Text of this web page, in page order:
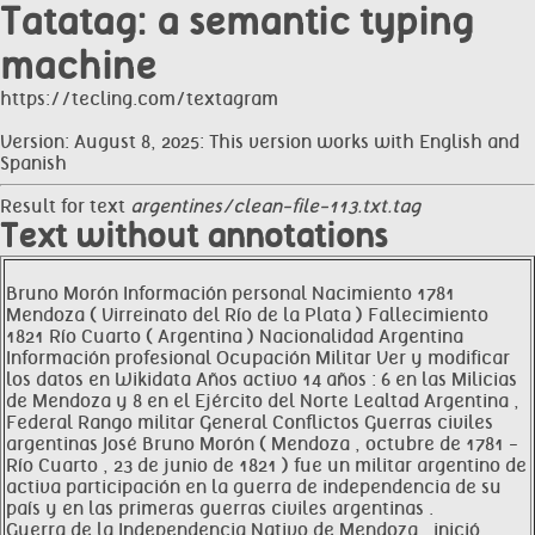
Tatatag: a semantic typing
machine
https://tecling.com/textagram
Version: August 8, 2025: This version works with English and
Spanish
Result for text argentines/clean-file-113.txt.tag
Text without annotations
Bruno Morón Información personal Nacimiento 1781
Mendoza ( Virreinato del Río de la Plata ) Fallecimiento
1821 Río Cuarto ( Argentina ) Nacionalidad Argentina
Información profesional Ocupación Militar Ver y modificar
los datos en Wikidata Años activo 14 años : 6 en las Milicias
de Mendoza y 8 en el Ejército del Norte Lealtad Argentina ,
Federal Rango militar General Conflictos Guerras civiles
argentinas José Bruno Morón ( Mendoza , octubre de 1781 -
Río Cuarto , 23 de junio de 1821 ) fue un militar argentino de
activa participación en la guerra de independencia de su
país y en las primeras guerras civiles argentinas .
Guerra de la Independencia Nativo de Mendoza , inició